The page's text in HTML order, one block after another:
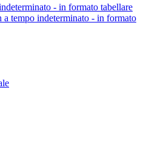
- in formato tabellare
a tempo indeterminato - in formato